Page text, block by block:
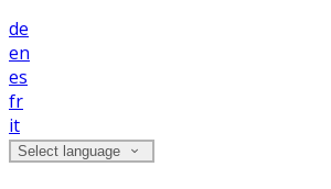
de
en
es
fr
it
Select language